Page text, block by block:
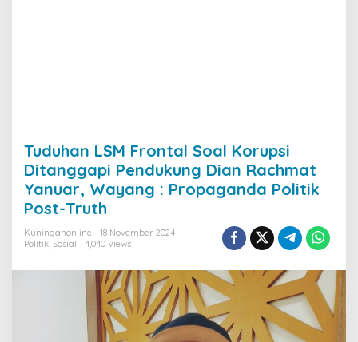
Tuduhan LSM Frontal Soal Korupsi
Ditanggapi Pendukung Dian Rachmat
Yanuar, Wayang : Propaganda Politik
Post-Truth
Kuninganonline
18 November 2024
Politik, Sosial 4,040 Views